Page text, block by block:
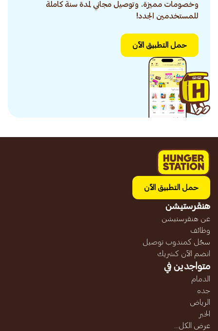
وخصومات مميزة. وتوصيل مجاني لمدة سنة كاملة
للمستخدمين الجدد!
حمل التطبيق الآن
حمل التطبيق الآن
هنقرستيشن
عن هنقرستيشن
وظائف
سجّل كمندوب توصيل
انضم الآن كشريك
متواجدين في
الدمام
جده
الرياض
الخبر
عرض الكل...